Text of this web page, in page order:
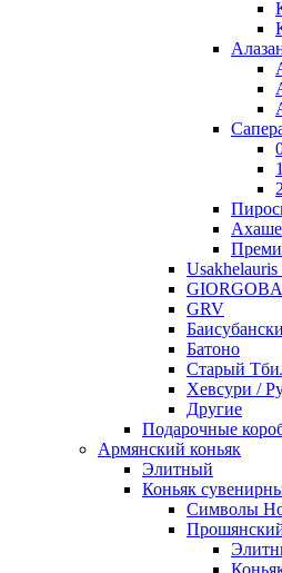
Usakhelauris
GIORGOBA
GRV
Батоно
Старый
Хевсури /
Другие
Подарочные
Армянский коньяк
Элитный
Коньяк
Символы